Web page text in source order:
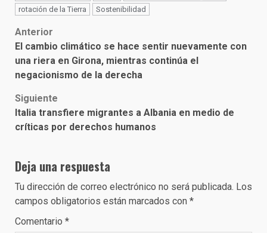
rotación de la Tierra
Sostenibilidad
Post
navigation
Anterior
El cambio climático se hace sentir nuevamente con
una riera en Girona, mientras continúa el
negacionismo de la derecha
Siguiente
Italia transfiere migrantes a Albania en medio de
críticas por derechos humanos
Deja una respuesta
Tu dirección de correo electrónico no será publicada. Los
campos obligatorios están marcados con *
Comentario *